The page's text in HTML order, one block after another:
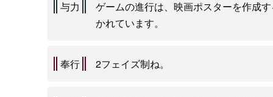
与力
ゲームの進行は、映画ポスターを作成
かれています。
奉行 2フェイズ制ね。